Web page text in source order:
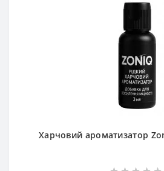
Харчовий ароматизатор